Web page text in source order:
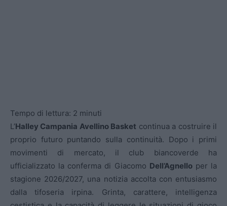
Tempo di lettura: 2 minuti
L’Halley Campania Avellino Basket continua a costruire il
proprio futuro puntando sulla continuità. Dopo i primi
movimenti di mercato, il club biancoverde ha
ufficializzato la conferma di Giacomo Dell’Agnelloper la
stagione 2026/2027, una notizia accolta con entusiasmo
dalla tifoseria irpina. Grinta, carattere, intelligenza